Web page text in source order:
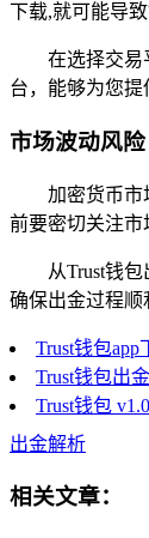
下载,就可能导致
在选择交易
台，能够为您提
市场波动风险
加密货币市
前要密切关注市
从Trust钱
确保出金过程顺
Trust钱包
Trust钱包出
Trust钱包
出金解析
相关文章：